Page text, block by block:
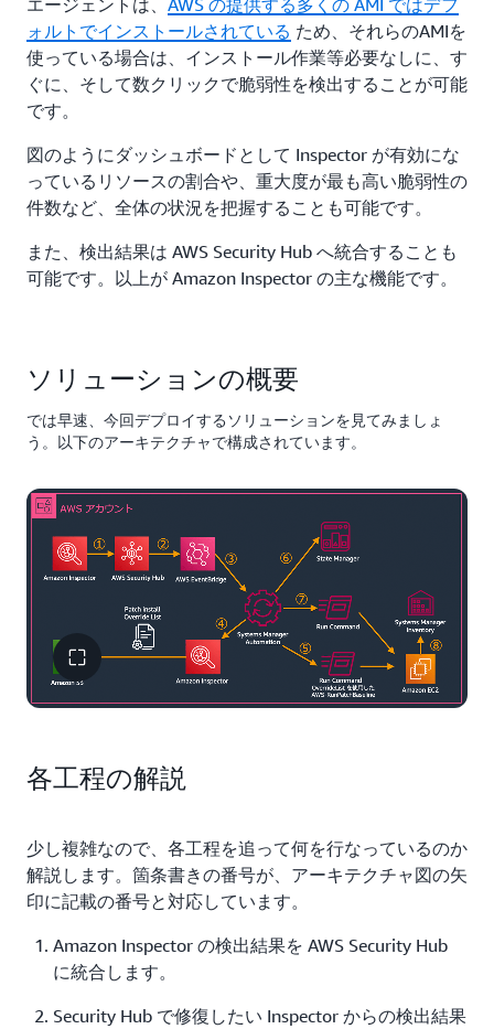
エージェントは、 AWS の提供する多くの AMI ではデフ
ォルトでインストールされている ため、それらのAMIを
使っている場合は、インストール作業等必要なしに、す
ぐに、そして数クリックで脆弱性を検出することが可能
です。
図のようにダッシュボードとして Inspector が有効にな
っているリソースの割合や、重大度が最も高い脆弱性の
件数など、全体の状況を把握することも可能です。
また、検出結果は AWS Security Hub へ統合することも
可能です。以上が Amazon Inspector の主な機能です。
ソリューションの概要
では早速、今回デプロイするソリューションを見てみましょ
う。以下のアーキテクチャで構成されています。
各工程の解説
少し複雑なので、各工程を追って何を行なっているのか
解説します。箇条書きの番号が、アーキテクチャ図の矢
印に記載の番号と対応しています。
Amazon Inspector の検出結果を AWS Security Hub
に統合します。
Security Hub で修復したい Inspector からの検出結果